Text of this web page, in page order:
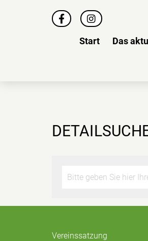
Start Das
Vereinssatzung